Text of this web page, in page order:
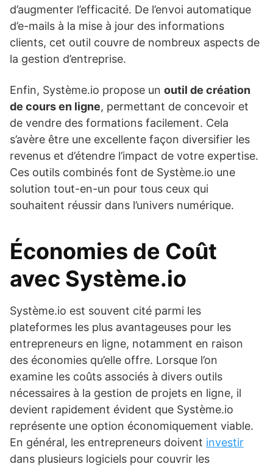
d’augmenter l’efficacité. De l’envoi automatique
d’e-mails à la mise à jour des informations
clients, cet outil couvre de nombreux aspects de
la gestion d’entreprise.
Enfin, Système.io propose un outil de création
de cours en ligne, permettant de concevoir et
de vendre des formations facilement. Cela
s’avère être une excellente façon diversifier les
revenus et d’étendre l’impact de votre expertise.
Ces outils combinés font de Système.io une
solution tout-en-un pour tous ceux qui
souhaitent réussir dans l’univers numérique.
Économies de Coût
avec Système.io
Système.io est souvent cité parmi les
plateformes les plus avantageuses pour les
entrepreneurs en ligne, notamment en raison
des économies qu’elle offre. Lorsque l’on
examine les coûts associés à divers outils
nécessaires à la gestion de projets en ligne, il
devient rapidement évident que Système.io
représente une option économiquement viable.
En général, les entrepreneurs doivent investir
dans plusieurs logiciels pour couvrir les